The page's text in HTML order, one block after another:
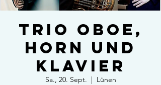
Trio Oboe,
Horn und
Klavier
Sa., 20. Sept.
  |
Lünen